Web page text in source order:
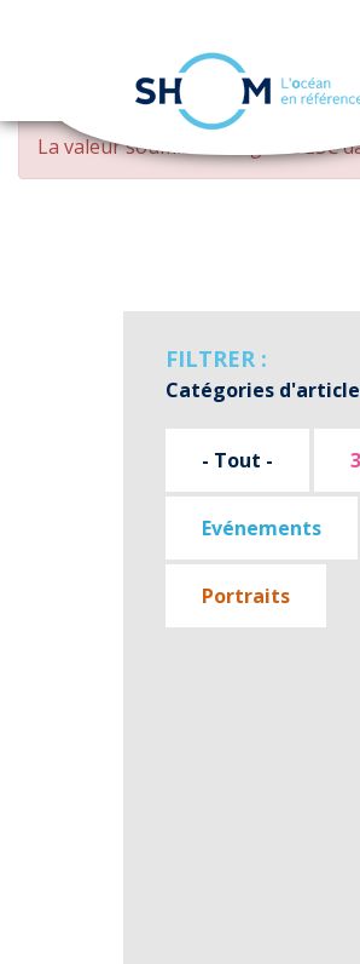
Aller
contenu
MESSAGE
D'ERREUR
La valeur soumise changed DESC
FILTRER :
Catégories
- Tout -
Evénements
Portraits